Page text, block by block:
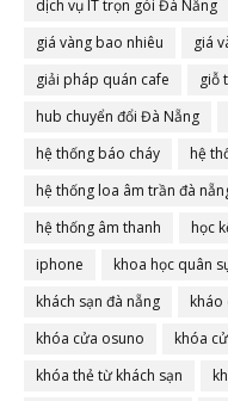
dịch vụ IT trọn gói Đà Nẵng
giá vàng bao nhiêu
giá
giải pháp quán cafe
giỗ
hub chuyển đổi Đà Nẵng
hệ thống báo cháy
hệ
hệ thống loa âm trần đà
hệ thống âm thanh
học
iphone
khoa học quân
khách sạn đà nẵng
kháo
khóa cửa osuno
khóa
khóa thẻ từ khách sạn